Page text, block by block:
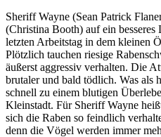
Sheriff Wayne (Sean Patrick
(Christina Booth) auf ein besseres
letzten Arbeitstag in dem kleinen
Plötzlich tauchen riesige
äußerst aggressiv verhalten. Die
brutaler und bald tödlich. Was als
schnell zu einem blutigen
Kleinstadt. Für Sheriff Wayne
sich die Raben so feindlich
denn die Vögel werden immer